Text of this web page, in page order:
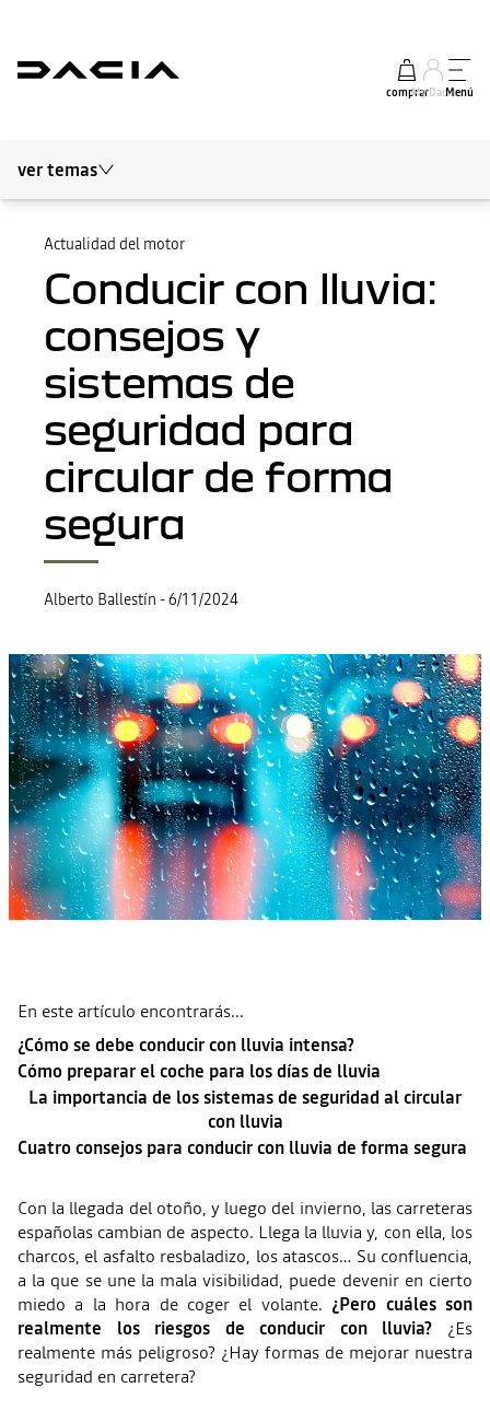
comprarMy DaciaMenú
ver temas
Blog Dacia
Sobre Dacia
Actualidad del motor
Seguridad y consejos
Los expertos opinan
Actualidad del motor
Conducir con lluvia:
consejos y
sistemas de
seguridad para
circular de forma
segura
Alberto Ballestín -6/11/2024
En este artículo encontrarás...
¿Cómo se debe conducir con lluvia intensa?
Cómo preparar el coche para los días de lluvia
La importancia de los sistemas de seguridad al circular
con lluvia
Cuatro consejos para conducir con lluvia de forma segura
Con la llegada del otoño, y luego del invierno, las carreteras
españolas cambian de aspecto. Llega la lluvia y, con ella, los
charcos, el asfalto resbaladizo, los atascos… Su confluencia,
a la que se une la mala visibilidad, puede devenir en cierto
miedo a la hora de coger el volante. ¿Pero cuáles son
realmente los riesgos de conducir con lluvia? ¿Es
realmente más peligroso? ¿Hay formas de mejorar nuestra
seguridad en carretera?